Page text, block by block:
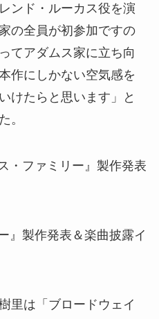
ンド・ルーカス役を演
の全員が初参加ですの
てアダムス家に立ち向
作にしかない空気感を
けたらと思います」と
。
里は「ブロードウェイ